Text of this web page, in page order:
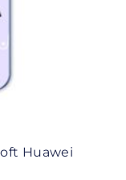
Huawei